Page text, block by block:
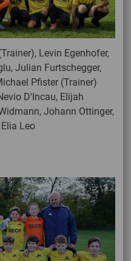
Levin Egenhofer,
Julian Furtschegger,
Pfister (Trainer)
D'Incau, Elijah
Johann Ottinger,
Leo